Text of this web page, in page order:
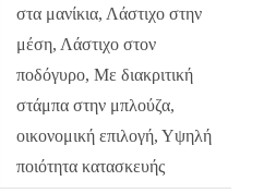
λεπτομερή και προσεκτική
αποστολή τους.
χωρίς να γίνει αντιληπτό από
στα μανίκια, Λάστιχο στην
μέση, Λάστιχο στον
ποδόγυρο, Με διακριτική
στάμπα στην μπλούζα,
οικονομική επιλογή, Υψηλή
ποιότητα κατασκευής